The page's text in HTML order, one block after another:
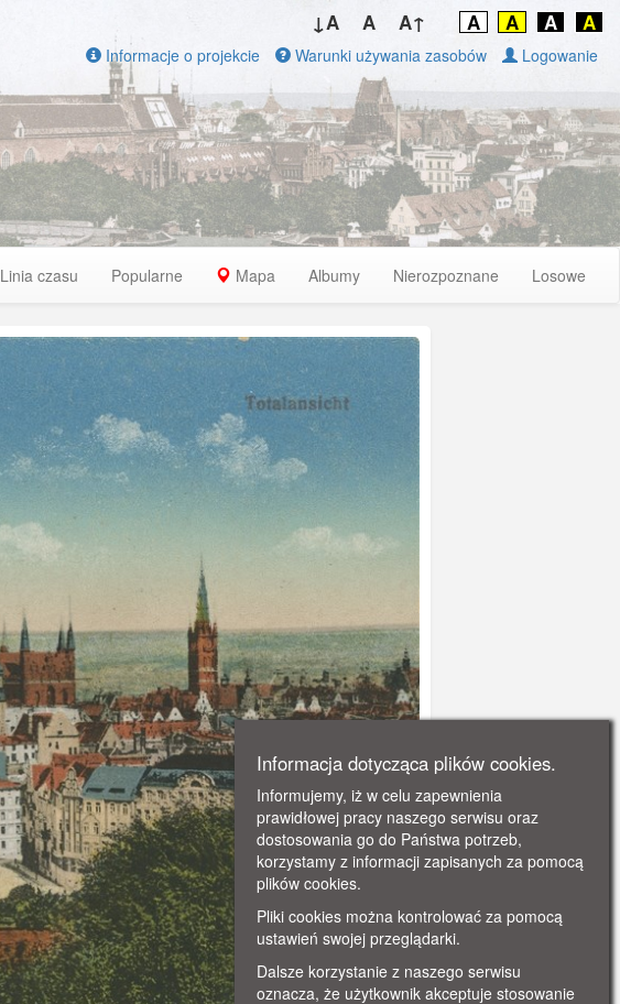
↓A A A↑ A A A A
Informacje o projekcie Warunki używania zasobów Logowanie
Linia czasu Popularne Mapa Albumy Nierozpoznane Losowe
Informacja dotycząca plików cookies.
Informujemy, iż w celu zapewnienia
prawidłowej pracy naszego serwisu oraz
dostosowania go do Państwa potrzeb,
korzystamy z informacji zapisanych za pomocą
plików cookies.
Pliki cookies można kontrolować za pomocą
ustawień swojej przeglądarki.
Dalsze korzystanie z naszego serwisu
oznacza, że użytkownik akceptuje stosowanie